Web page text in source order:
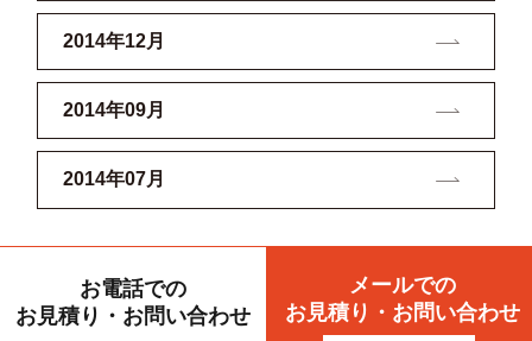
2014年12月
2014年09月
2014年07月
お電話での
お見積り・お問い合わせ
メールでの
お見積り・お問い合わせ